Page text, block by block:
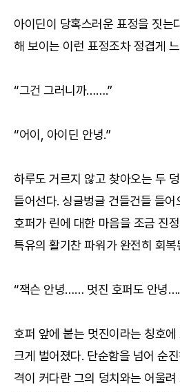
아이딘이 당혹스러운 표정을 짓는
해 보이는 이런 표정조차 정겹게
“그건 그러니까…….”
“어이, 아이딘 안녕.”
하루도 거르지 않고 찾아오는 두
들어선다. 싱글벙글 건들건들 들어
호퍼가 린에 대한 마음을 조금 진
특유의 활기찬 파워가 완전히 회복
“잭슨 안녕…… 멋진 호퍼도 안녕
호퍼 앞에 붙는 멋진이라는 칭호
크게 벌어졌다. 단순함을 넘어 순
격이 커다란 그의 덩치와는 어울